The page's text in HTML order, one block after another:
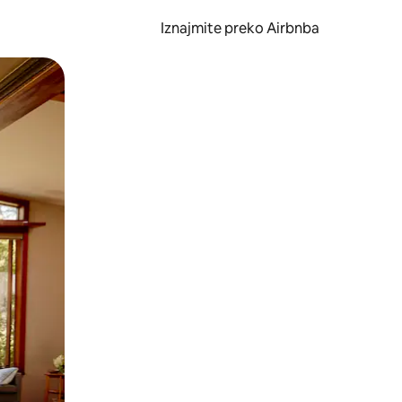
Iznajmite preko Airbnba
prstom po zaslonu.